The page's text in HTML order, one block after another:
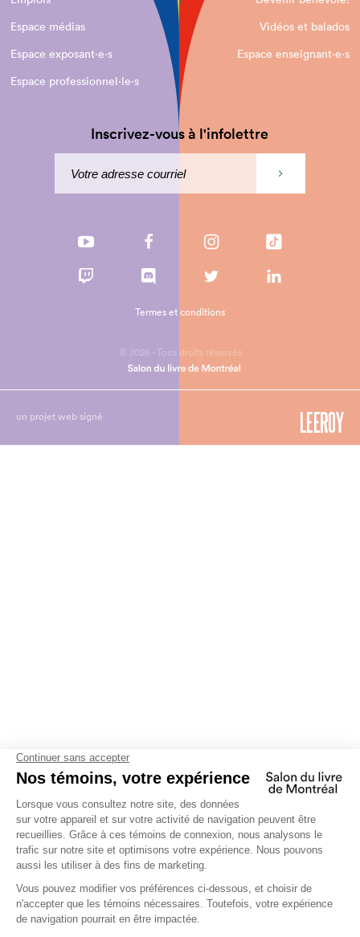
Espace médias
Vidéos et balados
Espace exposant·e⋅s
Espace enseignant·e⋅s
Espace professionnel·le⋅s
Inscrivez-vous à l'infolettre
© 2026 - Tous droits réservés
Termes et conditions
un projet web signé